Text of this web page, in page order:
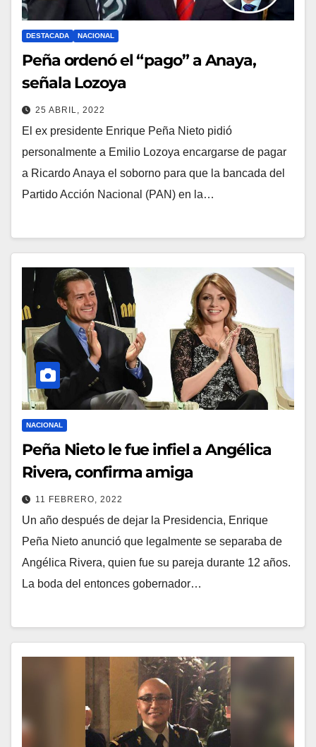
DESTACADA NACIONAL
Peña ordenó el “pago” a Anaya,
señala Lozoya
25 ABRIL, 2022
El ex presidente Enrique Peña Nieto pidió
personalmente a Emilio Lozoya encargarse de pagar
a Ricardo Anaya el soborno para que la bancada del
Partido Acción Nacional (PAN) en la…
NACIONAL
Peña Nieto le fue infiel a Angélica
Rivera, confirma amiga
11 FEBRERO, 2022
Un año después de dejar la Presidencia, Enrique
Peña Nieto anunció que legalmente se separaba de
Angélica Rivera, quien fue su pareja durante 12 años.
La boda del entonces gobernador…